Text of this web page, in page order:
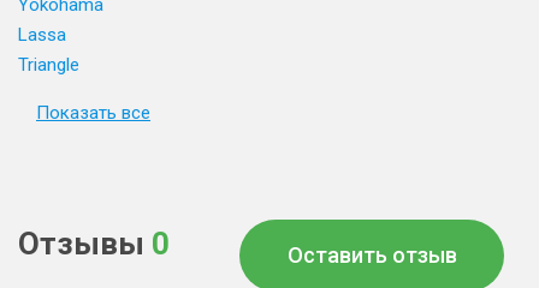
Yokohama
Lassa
Triangle
Показать все
Отзывы 0 Оставить отзыв